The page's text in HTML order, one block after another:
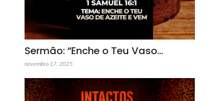
Sermão: “Enche o Teu Vaso…
novembro 17, 2025